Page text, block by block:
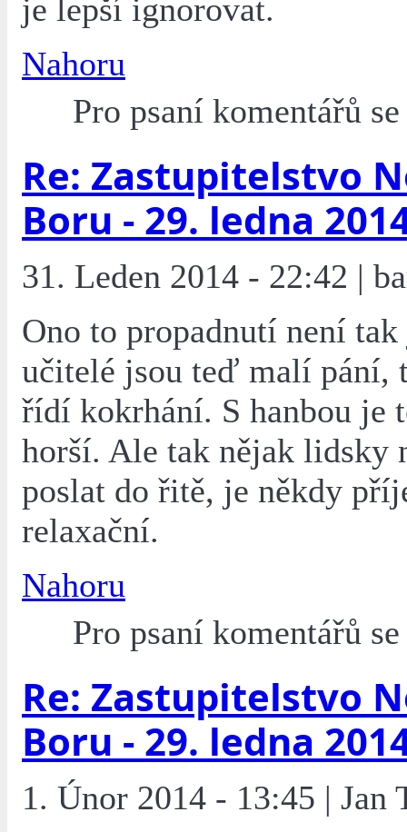
je lepší ignorovat.
Nahoru
Pro psaní komentářů
Re: Zastupitelstvo
Boru - 29. ledna
31. Leden 2014 - 22:42 |
Ono to propadnutí není tak
učitelé jsou teď malí pání,
řídí kokrhání. S hanbou je
horší. Ale tak nějak lidsky
poslat do řitě, je někdy
relaxační.
Nahoru
Pro psaní komentářů
Re: Zastupitelstvo
Boru - 29. ledna
1. Únor 2014 - 13:45 | Jan